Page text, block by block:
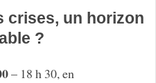
crises, un horizon
?
– 18 h 30, en